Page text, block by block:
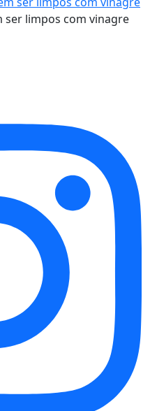
ser limpos com vinagre